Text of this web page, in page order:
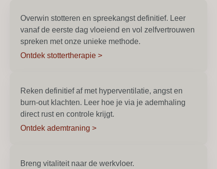
Overwin stotteren en spreekangst definitief. Leer
vanaf de eerste dag vloeiend en vol zelfvertrouwen
spreken met onze unieke methode.
Ontdek stottertherapie >
Reken definitief af met hyperventilatie, angst en
burn-out klachten. Leer hoe je via je ademhaling
direct rust en controle krijgt.
Ontdek ademtraning >
Breng vitaliteit naar de werkvloer.